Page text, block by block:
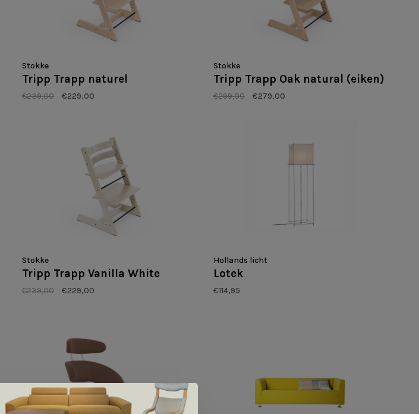
Stokke
Tripp Trapp naturel
€239,00 €229,00
Stokke
Tripp Trapp Oak natural (eiken)
€299,00 €279,00
Stokke
Tripp Trapp Vanilla White
€239,00 €229,00
Hollands licht
Lotek
€114,95